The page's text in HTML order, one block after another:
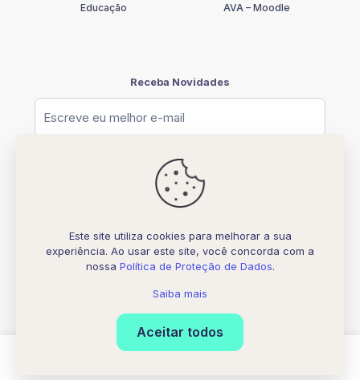
Educação
AVA – Moodle
Receba Novidades
© [2026] UNIFATELOS - CNPJ 37.117.877.0001-77
Todos os direitos Reservados
Este site utiliza cookies para melhorar a sua
experiência. Ao usar este site, você concorda com a
nossa Política de Proteção de Dados.
Saiba mais
Aceitar todos